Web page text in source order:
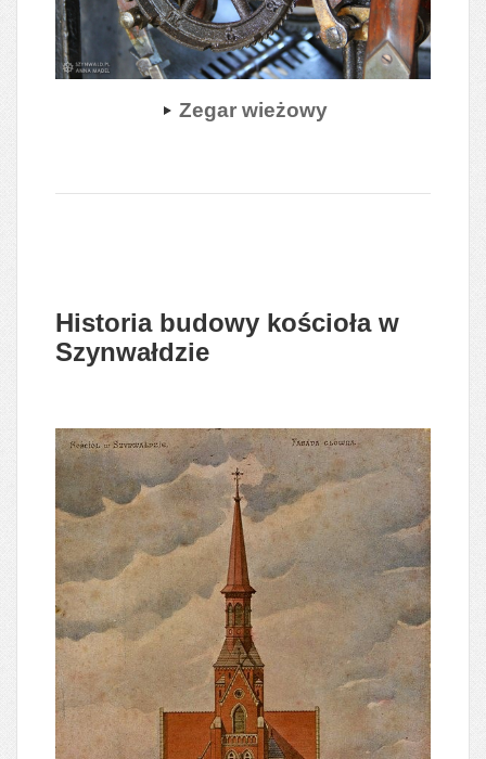
Zegar wieżowy
Historia budowy kościoła w
Szynwałdzie